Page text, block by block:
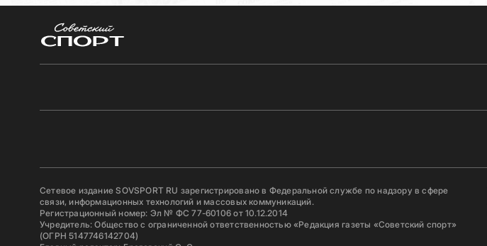
Сетевое издание SOVSPORT RU зарегистрировано в Федеральной службе по надзору в сфере
связи, информационных технологий и массовых коммуникаций.
Регистрационный номер: Эл № ФС 77-60106 от 10.12.2014
Учредитель: Общество с ограниченной ответственностью «Редакция газеты «Советский спорт»
(ОГРН 5147746142704)